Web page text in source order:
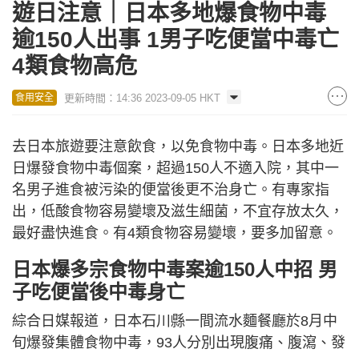
遊日注意｜日本多地爆食物中毒
逾150人出事 1男子吃便當中毒亡
4類食物高危
食用安全 更新時間：14:36 2023-09-05 HKT
去日本旅遊要注意飲食，以免食物中毒。日本多地近
日爆發食物中毒個案，超過150人不適入院，其中一
名男子進食被污染的便當後更不治身亡。有專家指
出，低酸食物容易變壞及滋生細菌，不宜存放太久，
最好盡快進食。有4類食物容易變壞，要多加留意。
日本爆多宗食物中毒案逾150人中招 男
子吃便當後中毒身亡
綜合日媒報道，日本石川縣一間流水麵餐廳於8月中
旬爆發集體食物中毒，93人分別出現腹痛、腹瀉、發